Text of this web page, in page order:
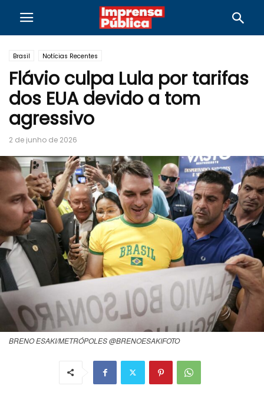
Brasil Notícias Recentes
Flávio culpa Lula por tarifas
dos EUA devido a tom
agressivo
2 de junho de 2026
BRENO ESAKI/METRÓPOLES @BRENOESAKIFOTO